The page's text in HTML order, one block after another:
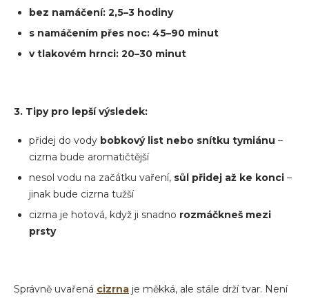
bez namáčení: 2,5–3 hodiny
s namáčením přes noc: 45–90 minut
v tlakovém hrnci: 20–30 minut
3. Tipy pro lepší výsledek:
přidej do vody bobkový list nebo snítku tymiánu –
cizrna bude aromatičtější
nesol vodu na začátku vaření, sůl přidej až ke konci –
jinak bude cizrna tužší
cizrna je hotová, když ji snadno rozmáčkneš mezi
prsty
Správně uvařená cizrna je měkká, ale stále drží tvar. Není